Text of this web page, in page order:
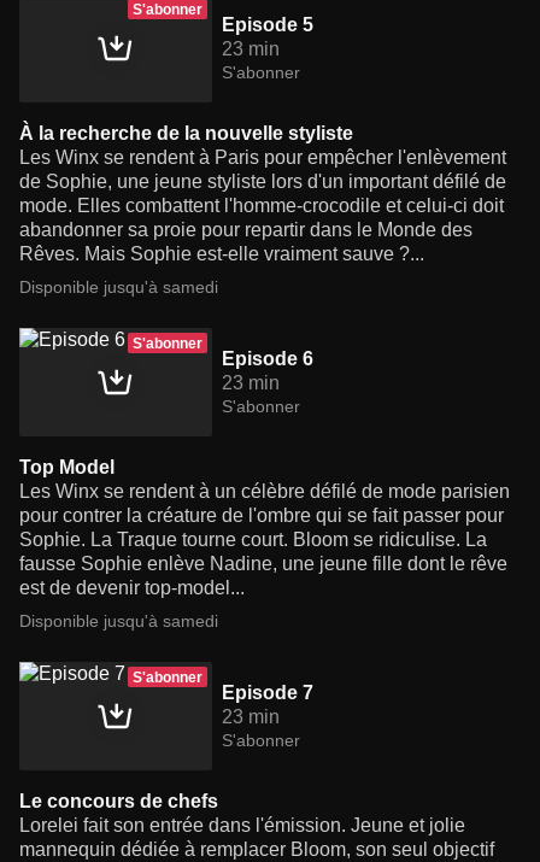
S'abonner
Episode 5
23 min
S'abonner
À la recherche de la nouvelle styliste
Les Winx se rendent à Paris pour empêcher l'enlèvement
de Sophie, une jeune styliste lors d'un important défilé de
mode. Elles combattent l'homme-crocodile et celui-ci doit
abandonner sa proie pour repartir dans le Monde des
Rêves. Mais Sophie est-elle vraiment sauve ?...
Disponible jusqu'à samedi
S'abonner
Episode 6
23 min
S'abonner
Top Model
Les Winx se rendent à un célèbre défilé de mode parisien
pour contrer la créature de l'ombre qui se fait passer pour
Sophie. La Traque tourne court. Bloom se ridiculise. La
fausse Sophie enlève Nadine, une jeune fille dont le rêve
est de devenir top-model...
Disponible jusqu'à samedi
S'abonner
Episode 7
23 min
S'abonner
Le concours de chefs
Lorelei fait son entrée dans l'émission. Jeune et jolie
mannequin dédiée à remplacer Bloom, son seul objectif